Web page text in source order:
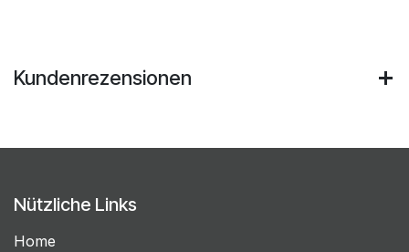
Kundenrezensionen
Nützliche Links
Home